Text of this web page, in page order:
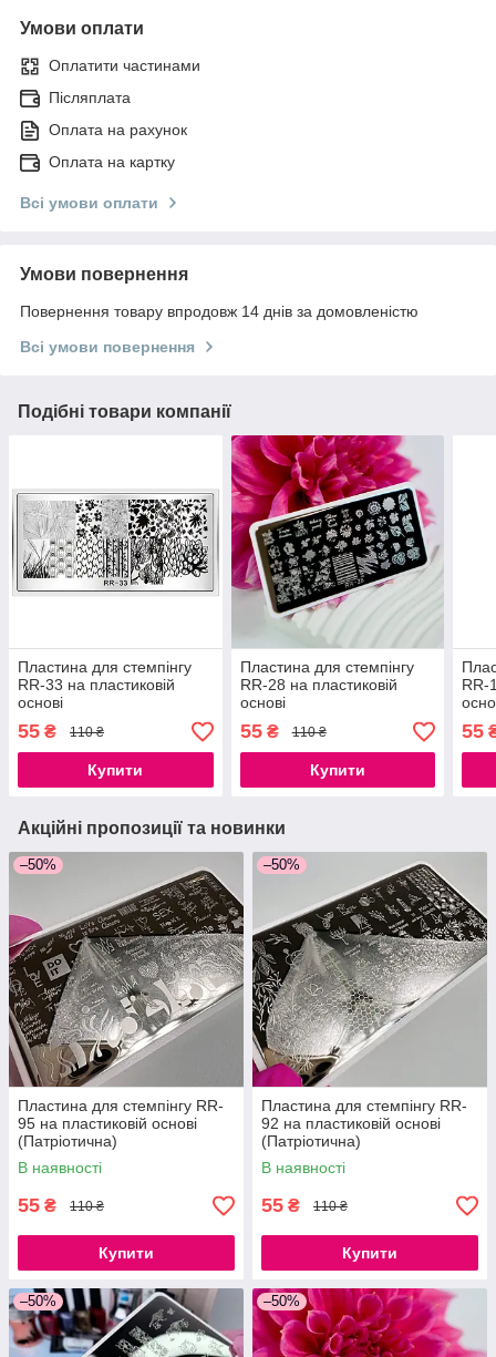
Умови оплати
Оплатити частинами
Післяплата
Оплата на рахунок
Оплата на картку
Всі умови оплати
Умови повернення
Повернення товару впродовж 14 днів за домовленістю
Всі умови повернення
Подібні товари компанії
Пластина для стемпінгу
RR-33 на пластиковій
основі
55 ₴ 110 ₴
Купити
Пластина для стемпінгу
RR-28 на пластиковій
основі
55₴ 110 ₴
Купити
RR-
55
Акційні пропозиції та новинки
–50%
Пластина для стемпінгу RR-
95 на пластиковій основі
(Патріотична)
В наявності
55 ₴ 110 ₴
Купити
–50%
Пластина для стемпінгу RR-
92 на пластиковій основі
(Патріотична)
В наявності
55 ₴ 110 ₴
Купити
–50% –50%